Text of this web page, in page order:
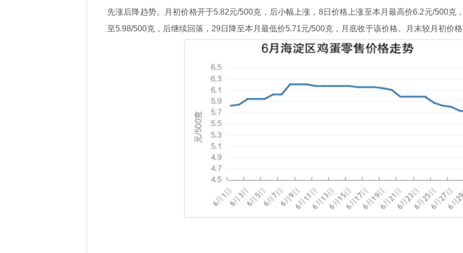
先涨后降趋势。月初价格开于5.82元/500克，后小幅上涨，8日价格上涨至本月最高价6.2元/500克
至5.98/500克，后继续回落，29日降至本月最低价5.71元/500克，月底收于该价格。月末较月初价格